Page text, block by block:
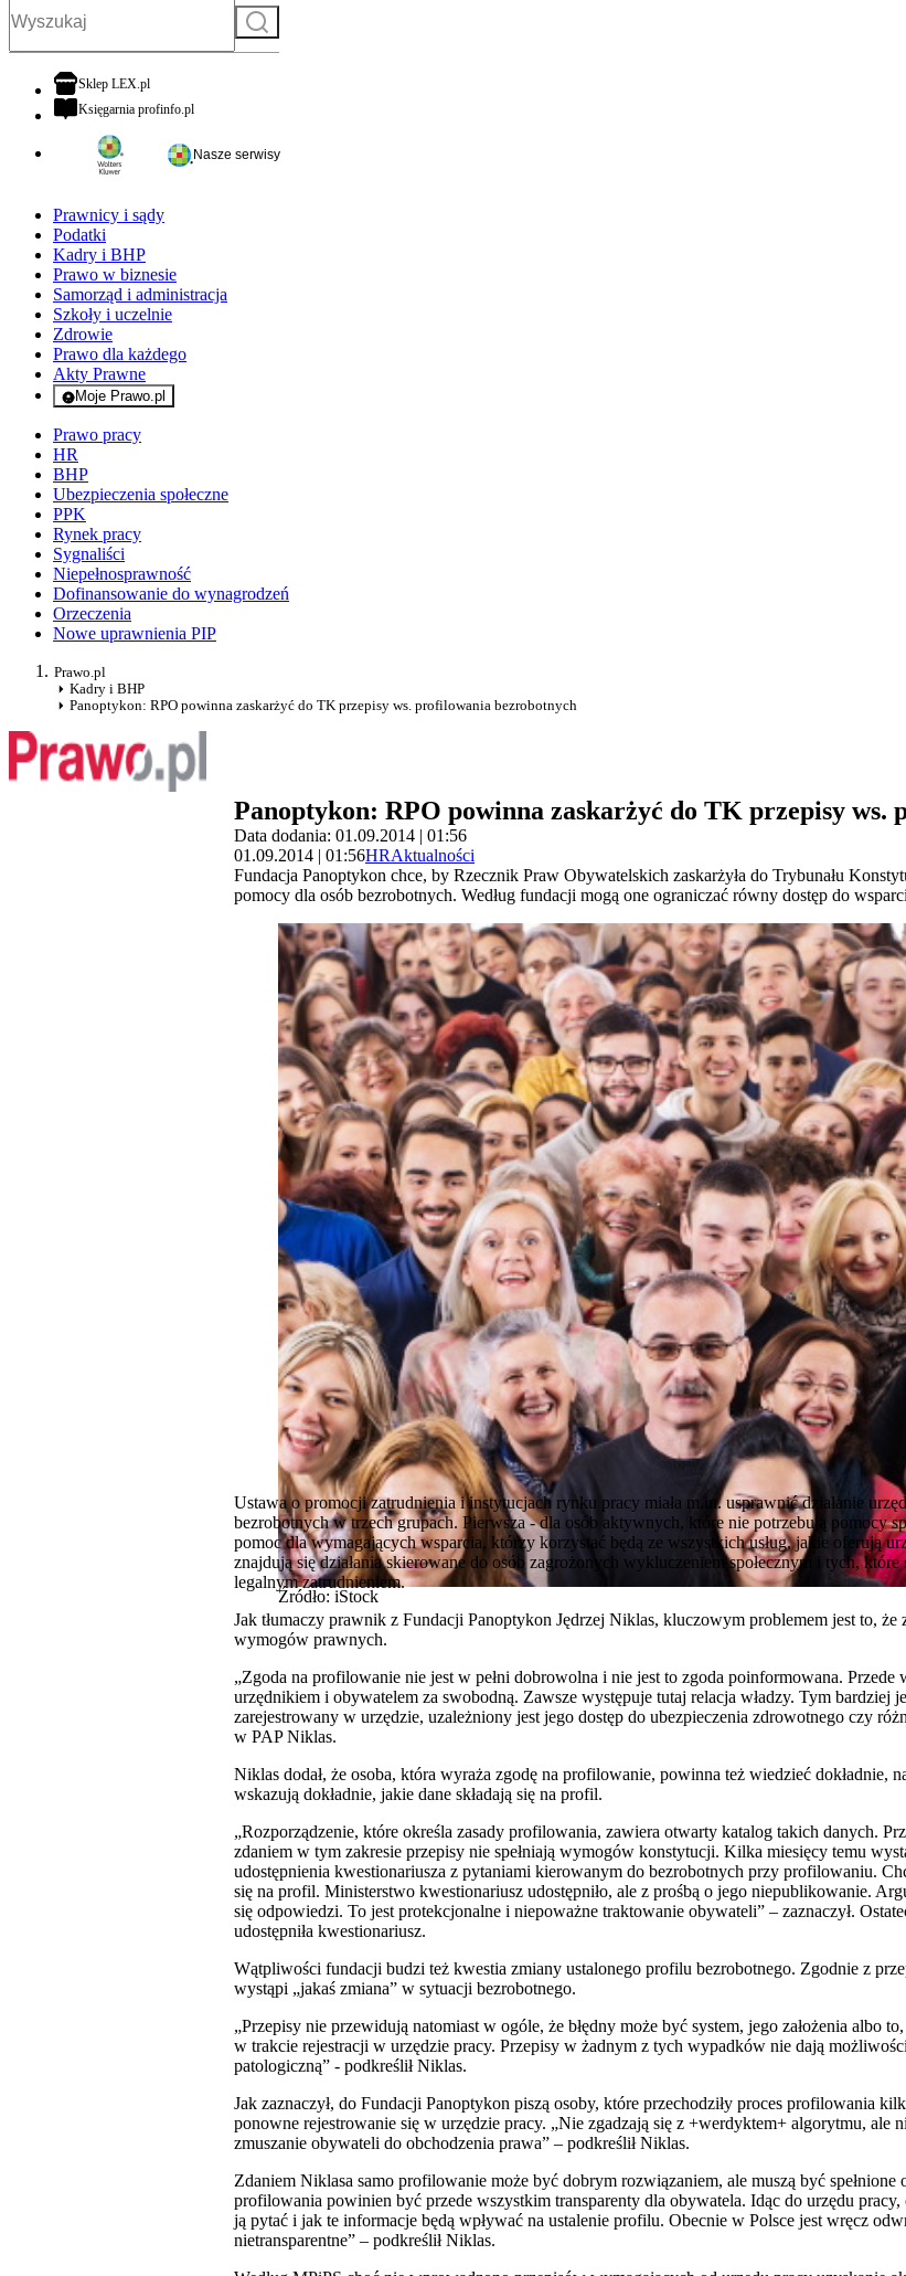
Szukaj
Sklep LEX.plotwiera się w nowej karcie
Księgarnia profinfo.plotwiera się w nowej karcie
Nasze serwisy
Prawnicy i sądy
Podatki
Kadry i BHP
Prawo w biznesie
Samorząd i administracja
Szkoły i uczelnie
Zdrowie
Prawo dla każdego
Akty Prawne
Moje Prawo.pl
- rejestracja i logowanie do serwisu
Prawo pracy
HR
BHP
Ubezpieczenia społeczne
PPK
Rynek pracy
Sygnaliści
Niepełnosprawność
Dofinansowanie do wynagrodzeń
Orzeczenia
Nowe uprawnienia PIP
Prawo.pl
Kadry i BHP
Panoptykon: RPO powinna zaskarżyć do TK przepisy ws. profilowania bezrobotnych
Panoptykon: RPO powinna zaskarżyć do TK przepisy ws.
Data dodania: 01.09.2014 | 01:56
01.09.2014 | 01:56HRAktualności
Fundacja Panoptykon chce, by Rzecznik Praw Obywatelskich zaskarżyła do Trybunału
pomocy dla osób bezrobotnych. Według fundacji mogą one ograniczać równy dostęp do
Źródło: iStock
Ustawa o promocji zatrudnienia i instytucjach rynku pracy miała m.in. usprawnić działanie
bezrobotnych w trzech grupach. Pierwsza - dla osób aktywnych, które nie potrzebują pomocy
pomoc dla wymagających wsparcia, którzy korzystać będą ze wszystkich usług, jakie oferują
znajdują się działania skierowane do osób zagrożonych wykluczeniem społecznym i tych,
legalnym zatrudnieniem.
Jak tłumaczy prawnik z Fundacji Panoptykon Jędrzej Niklas, kluczowym problemem jest to,
wymogów prawnych.
„Zgoda na profilowanie nie jest w pełni dobrowolna i nie jest to zgoda poinformowana.
urzędnikiem i obywatelem za swobodną. Zawsze występuje tutaj relacja władzy. Tym bardziej
zarejestrowany w urzędzie, uzależniony jest jego dostęp do ubezpieczenia zdrowotnego czy
w PAP Niklas.
Niklas dodał, że osoba, która wyraża zgodę na profilowanie, powinna też wiedzieć dokładnie,
wskazują dokładnie, jakie dane składają się na profil.
„Rozporządzenie, które określa zasady profilowania, zawiera otwarty katalog takich danych.
zdaniem w tym zakresie przepisy nie spełniają wymogów konstytucji. Kilka miesięcy temu
udostępnienia kwestionariusza z pytaniami kierowanym do bezrobotnych przy profilowaniu.
się na profil. Ministerstwo kwestionariusz udostępniło, ale z prośbą o jego niepublikowanie.
się odpowiedzi. To jest protekcjonalne i niepoważne traktowanie obywateli” – zaznaczył.
udostępniła kwestionariusz.
Wątpliwości fundacji budzi też kwestia zmiany ustalonego profilu bezrobotnego. Zgodnie z
wystąpi „jakaś zmiana” w sytuacji bezrobotnego.
„Przepisy nie przewidują natomiast w ogóle, że błędny może być system, jego założenia albo
w trakcie rejestracji w urzędzie pracy. Przepisy w żadnym z tych wypadków nie dają
patologiczną” - podkreślił Niklas.
Jak zaznaczył, do Fundacji Panoptykon piszą osoby, które przechodziły proces profilowania
ponowne rejestrowanie się w urzędzie pracy. „Nie zgadzają się z +werdyktem+ algorytmu, ale
zmuszanie obywateli do obchodzenia prawa” – podkreślił Niklas.
Zdaniem Niklasa samo profilowanie może być dobrym rozwiązaniem, ale muszą być
profilowania powinien być przede wszystkim transparenty dla obywatela. Idąc do urzędu
ją pytać i jak te informacje będą wpływać na ustalenie profilu. Obecnie w Polsce jest wręcz
nietransparentne” – podkreślił Niklas.